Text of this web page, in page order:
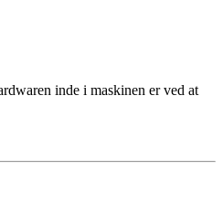
inde i maskinen er ved at